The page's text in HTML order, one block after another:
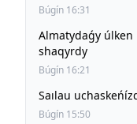
Búgín 16:31
Almatydaǵy úlken
shaqyrdy
Búgín 16:21
Saılau
Búgín 15:50